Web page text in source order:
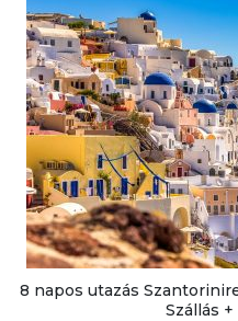
8 napos utazás
Szállás